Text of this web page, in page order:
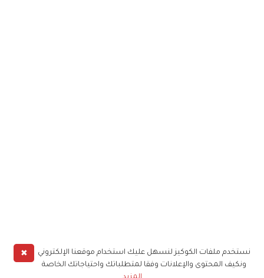
✖
نستخدم ملفات الكوكيز لنسهل عليك استخدام موقعنا الإلكتروني
ونكيف المحتوى والإعلانات وفقا لمتطلباتك واحتياجاتك الخاصة